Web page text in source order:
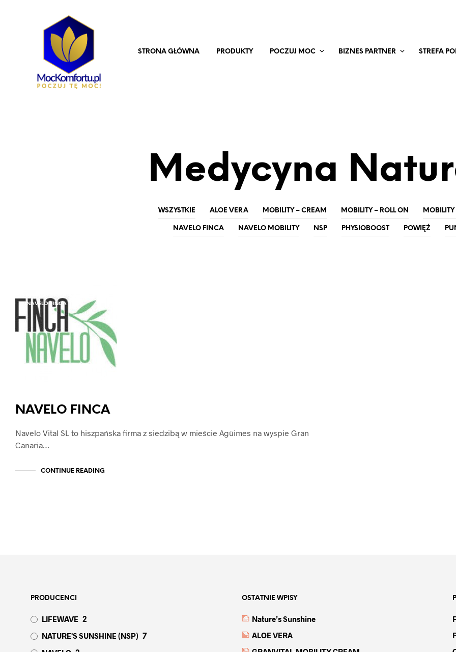
STRONA GŁÓWNA PRODUKTY POCZUJ MOC BIZNES PARTNER STREFA
Medycyna
WSZYSTKIE ALOE VERA MOBILITY – CREAM MOBILITY – ROLL ON
NAVELO FINCA NAVELO MOBILITY NSP PHYSIOBOOST POWIĘŹ
NAVELO FINCA
NAVELO FINCA
Navelo Vital SL to hiszpańska firma z siedzibą w mieście Agüimes na wyspie Gran
Canaria…
CONTINUE READING
PRODUCENCI
LIFEWAVE 2
NATURE'S SUNSHINE (NSP) 7
OSTATNIE WPISY
Nature’s Sunshine
ALOE VERA